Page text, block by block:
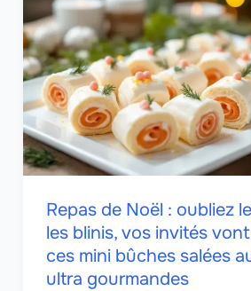
Repas de Noël : oubliez
les blinis, vos invités
ces mini bûches salées
ultra gourmandes